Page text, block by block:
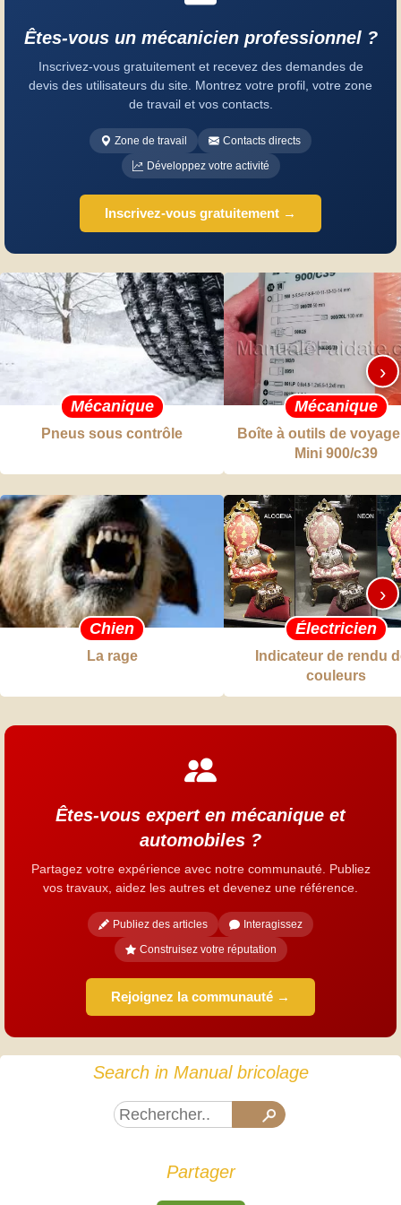
Êtes-vous un mécanicien professionnel ?
Inscrivez-vous gratuitement et recevez des demandes de
devis des utilisateurs du site. Montrez votre profil, votre zone
de travail et vos contacts.
Zone de travail
Contacts directs
Développez votre activité
Inscrivez-vous gratuitement →
Mécanique
Pneus sous contrôle
Mécanique
Boîte à outils de
Mini 900/c39
›
Chien
La rage
Électricien
Indicateur de rendu
couleurs
›
Êtes-vous expert en mécanique et
automobiles ?
Partagez votre expérience avec notre communauté. Publiez
vos travaux, aidez les autres et devenez une référence.
Publiez des articles
Interagissez
Construisez votre réputation
Rejoignez la communauté →
Search in Manual bricolage
Partager